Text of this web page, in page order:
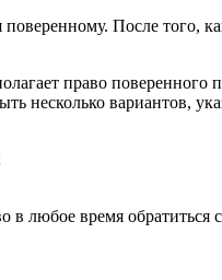
После того,
право
несколько вариантов,
любое время